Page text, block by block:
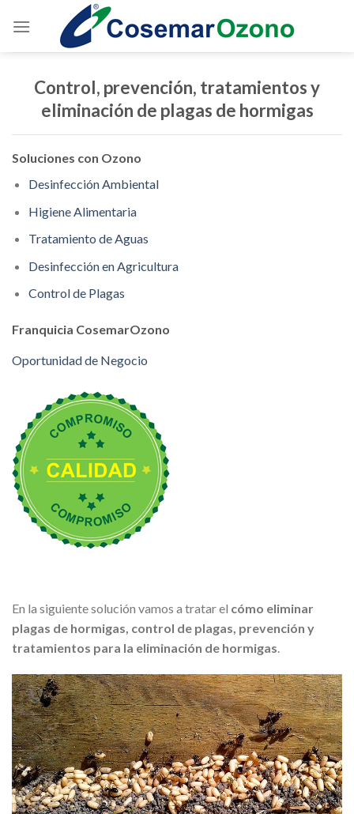
Control, prevención, tratamientos y
eliminación de plagas de hormigas
Soluciones con Ozono
Desinfección Ambiental
Higiene Alimentaria
Tratamiento de Aguas
Desinfección en Agricultura
Control de Plagas
Franquicia CosemarOzono
Oportunidad de Negocio
En la siguiente solución vamos a tratar el cómo eliminar
plagas de hormigas, control de plagas, prevención y
tratamientos para la eliminación de hormigas.